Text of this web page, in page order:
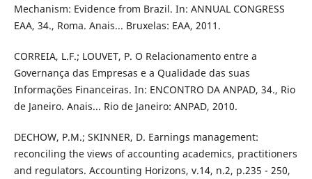
Mechanism: Evidence from Brazil. In: ANNUAL CONGRESS
EAA, 34., Roma. Anais... Bruxelas: EAA, 2011.
CORREIA, L.F.; LOUVET, P. O Relacionamento entre a
Governança das Empresas e a Qualidade das suas
Informações Financeiras. In: ENCONTRO DA ANPAD, 34., Rio
de Janeiro. Anais... Rio de Janeiro: ANPAD, 2010.
DECHOW, P.M.; SKINNER, D. Earnings management:
reconciling the views of accounting academics, practitioners
and regulators. Accounting Horizons, v.14, n.2, p.235 - 250,